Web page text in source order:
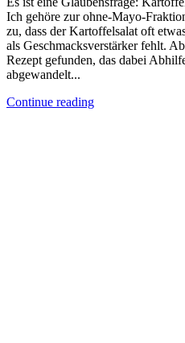
Ich gehöre zur ohne-Mayo-
zu, dass der Kartoffelsalat oft
als Geschmacksverstärker fehlt.
Rezept gefunden, das dabei
abgewandelt...
Continue reading